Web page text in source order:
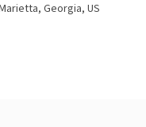
Georgia, US